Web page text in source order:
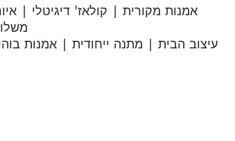
✨ עיצוב הבית | מתנה ייחודית | אמנות